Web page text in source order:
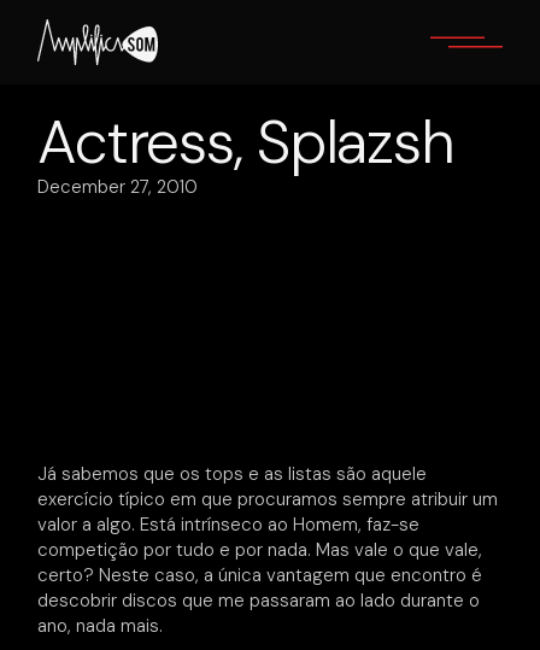
content
Actress, Splazsh
December 27, 2010
Já sabemos que os tops e as listas são aquele
exercício típico em que procuramos sempre atribuir um
valor a algo. Está intrínseco ao Homem, faz-se
competição por tudo e por nada. Mas vale o que vale,
certo? Neste caso, a única vantagem que encontro é
descobrir discos que me passaram ao lado durante o
ano, nada mais.